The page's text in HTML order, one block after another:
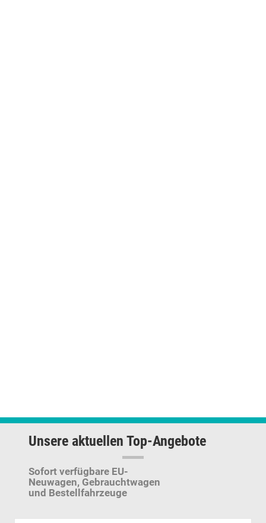
Unsere aktuellen Top-Angebote
Sofort verfügbare EU-
Neuwagen, Gebrauchtwagen
und Bestellfahrzeuge